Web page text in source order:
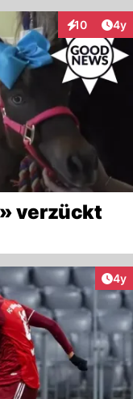
10 4y
verzückt
4y